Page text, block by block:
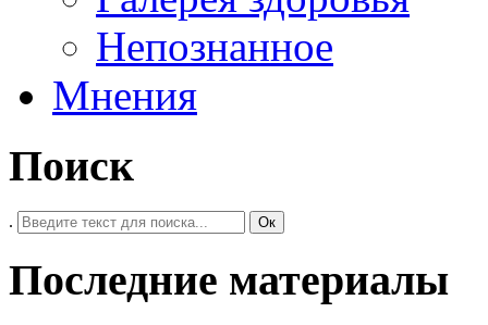
Непознанное
Мнения
Поиск
. Ок
Последние материалы